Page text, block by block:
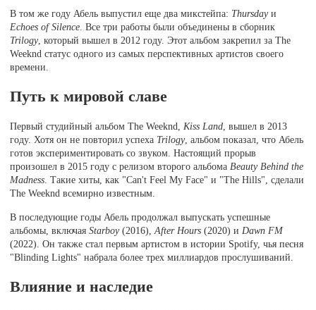
В том же году Абель выпустил еще два микстейпа: Thursdayи
Echoes of Silence. Все три работы были объединены в сборник
Trilogy, который вышел в 2012 году. Этот альбом закрепил за The
Weeknd статус одного из самых перспективных артистов своего
времени.
Путь к мировой славе
Первый студийный альбом The Weeknd,Kiss Land, вышел в 2013
году. Хотя он не повторил успеха Trilogy, альбом показал, что Абель
готов экспериментировать со звуком. Настоящий прорыв
произошел в 2015 году с релизом второго альбомаBeauty Behind the
Madness. Такие хиты, как "Can't Feel My Face" и "The Hills", сделали
The Weeknd всемирно известным.
В последующие годы Абель продолжал выпускать успешные
альбомы, включаяStarboy(2016),After Hours (2020) и Dawn FM
(2022). Он также стал первым артистом в истории Spotify, чья песня
"Blinding Lights" набрала более трех миллиардов прослушиваний.
Влияние и наследие